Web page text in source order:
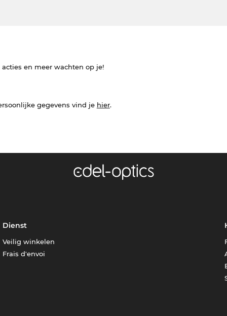
en meer wachten op je!
gegevens vind je hier.
Dienst
Veilig winkelen
Frais d'envoi